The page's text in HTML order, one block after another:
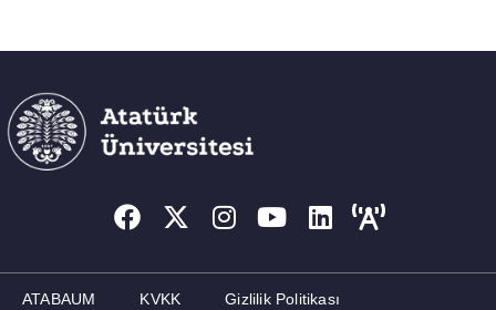
ATABAUM KVKK Gizlilik Politikası